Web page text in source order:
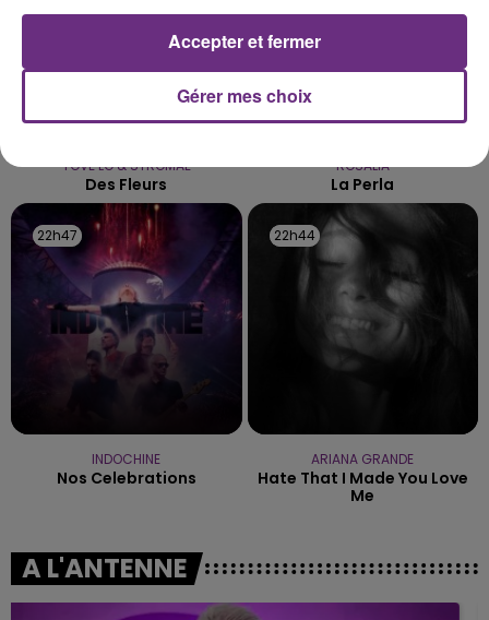
TOVE LO & STROMAE
Des Fleurs
ROSALIA
La Perla
22h47
22h47
INDOCHINE
Nos Celebrations
22h44
22h44
ARIANA GRANDE
Hate That I Made You Love
Me
A L'ANTENNE
Gérer mes choix
Accepter et fermer